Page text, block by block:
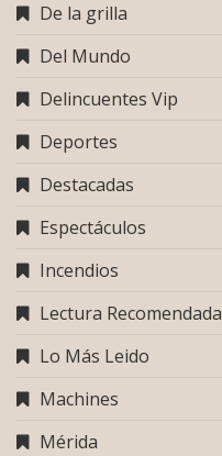
De la grilla
Del Mundo
Delincuentes Vip
Deportes
Destacadas
Espectáculos
Incendios
Lectura Recomendada
Lo Más Leido
Machines
Mérida